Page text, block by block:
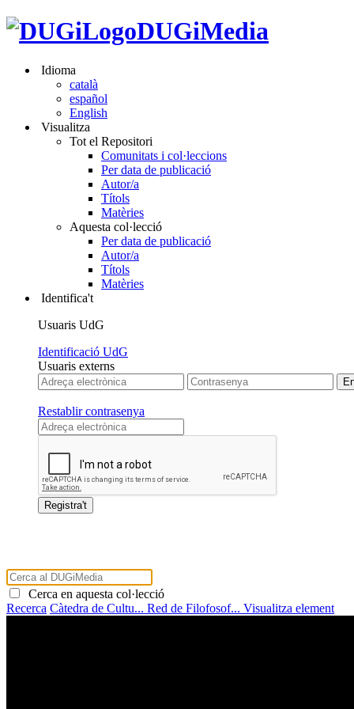
DUGiMedia
Idioma
català
español
English
Visualitza
Tot el Repositori
Comunitats i col·leccions
Per data de publicació
Autor/a
Títols
Matèries
Aquesta col·lecció
Per data de publicació
Autor/a
Títols
Matèries
Identifica't
Usuaris UdG
Identificació UdG
Usuaris externs
Restablir contrasenya
Cerca en aquesta col·lecció
Recerca Càtedra de Cultu... Red de Filofosof... Visualitza element